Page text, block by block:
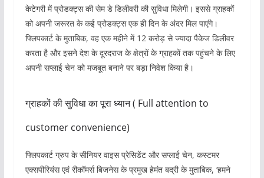
केटेगरी में प्रोडक्ट्स की सेम डे डिलीवरी की सुविधा मिलेगी। इससे ग्राहकों
को अपनी जरूरत के कई प्रोडक्ट्स एक ही दिन के अंदर मिल पाएंगे।
फ्लिपकार्ट के मुताबिक, वह एक महीने में 12 करोड़ से ज्यादा पैकेज डिलीवर
करता है और इसने देश के दूरदराज के क्षेत्रों के ग्राहकों तक पहुंचने के लिए
अपनी सप्लाई चेन को मजबूत बनाने पर बड़ा निवेश किया है।
ग्राहकों की सुविधा का पूरा ध्यान ( Full attention to
customer convenience)
फ्लिपकार्ट ग्रुप के सीनियर वाइस प्रेसिडेंट और सप्लाई चेन, कस्टमर
एक्सपीरियंस एवं रीकॉमर्स बिजनेस के प्रमुख हेमंत बद्री के मुताबिक, ‘हमने